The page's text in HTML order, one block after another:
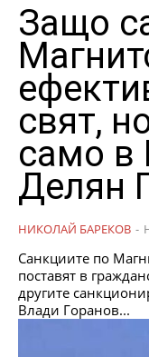
Защо
свят,
само в
Делян
НИКОЛАЙ БАРЕКОВ -
Санкциите по
поставят в
другите
Влади Горанов...